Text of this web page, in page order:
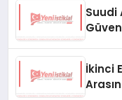
Suudi
İkinci